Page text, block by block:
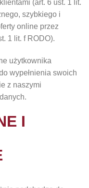
(art. 6 ust. 1 lit.
szybkiego i
online przez
1 lit. f RODO).
użytkownika
wypełnienia swoich
z naszymi
I